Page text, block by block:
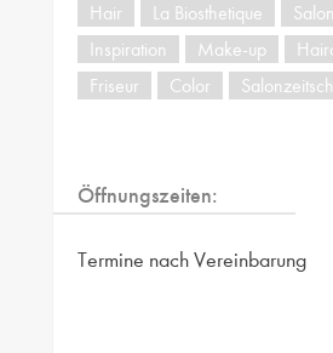
Hair La Biosthetique
Inspiration
Make-up
Friseur
Color
Öffnungszeiten:
Termine nach Vereinbarung